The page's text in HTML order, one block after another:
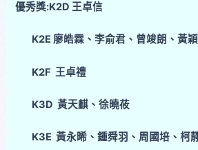
優秀獎:K2D 王卓信
K2E 廖皓霖、李俞君、曾竣朗、黃
K2F 王卓禮
K3D黃天麒、徐曉莜
K3E 黃永晞、鍾舜羽、周國培、柯